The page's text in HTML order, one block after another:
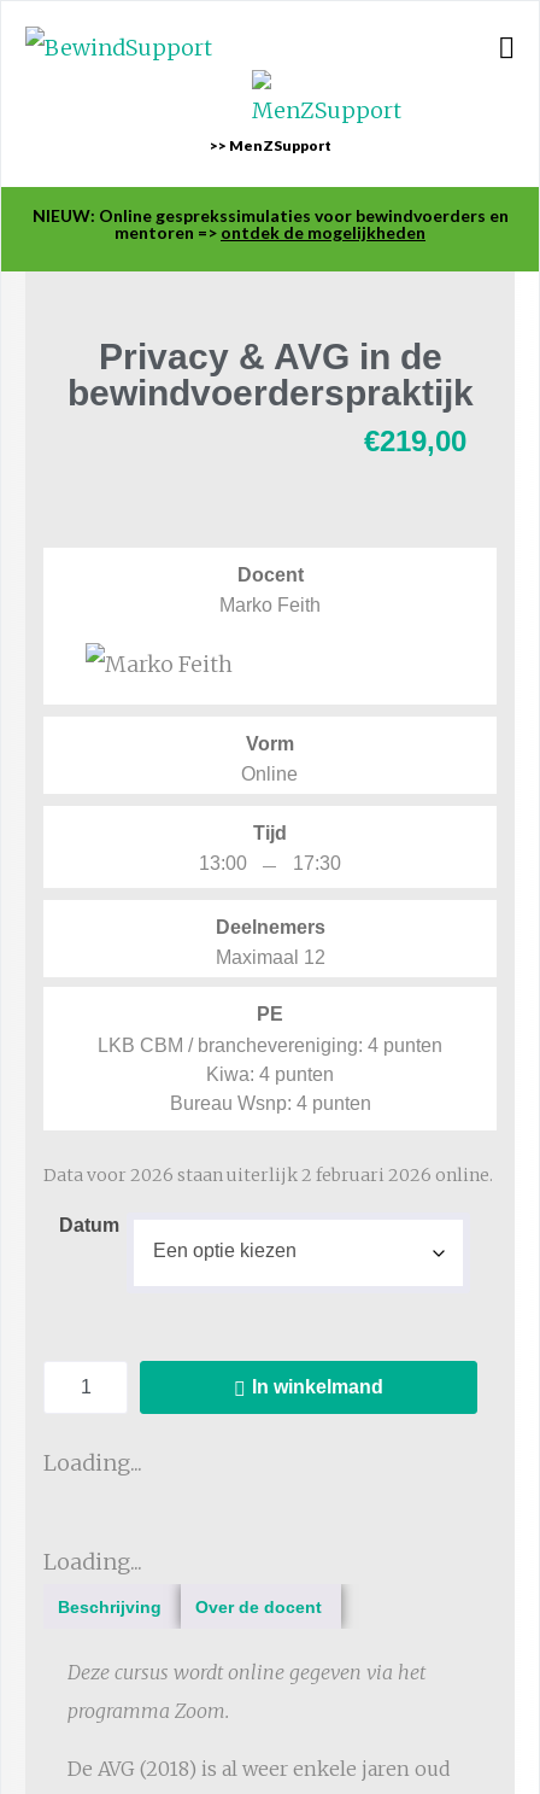
>> MenZSupport
NIEUW: Online gesprekssimulaties voor bewindvoerders en
mentoren => ontdek de mogelijkheden
Privacy & AVG in de
bewindvoerderspraktijk
€219,00
Docent
Marko Feith
Vorm
Online
Tijd
13:00
– 17:30
Deelnemers
Maximaal 12
PE
LKB CBM / branchevereniging: 4 punten
Kiwa: 4 punten
Bureau Wsnp: 4 punten
Data voor 2026 staan uiterlijk 2 februari 2026 online.
Datum
In winkelmand
Loading...
Loading...
Beschrijving Over de docent
Deze cursus wordt online gegeven via het
programma Zoom.
De AVG (2018) is al weer enkele jaren oud